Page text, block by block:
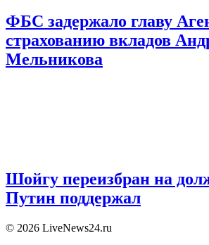
ФБС задержало главу
страхованию вкладов
Мельникова
Шойгу переизбран на
Путин поддержал
© 2026 LiveNews24.ru